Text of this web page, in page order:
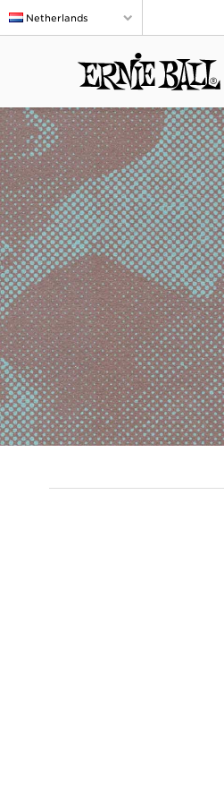
Netherlands
LINES